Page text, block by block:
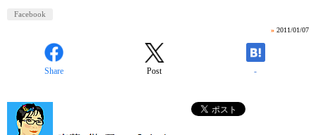
Facebook
» 2011/01/07
Share Post -